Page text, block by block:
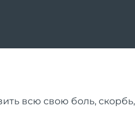
всю свою боль,